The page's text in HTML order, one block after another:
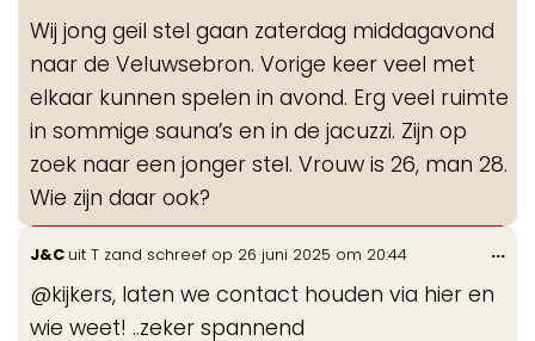
Wij jong geil stel gaan zaterdag middagavond
naar de Veluwsebron. Vorige keer veel met
elkaar kunnen spelen in avond. Erg veel ruimte
in sommige sauna’s en in de jacuzzi. Zijn op
zoek naar een jonger stel. Vrouw is 26, man 28.
Wie zijn daar ook?
J&C uit T zand schreef op 26 juni 2025 om 20:44
@kijkers, laten we contact houden via hier en
wie weet! ..zeker spannend
...